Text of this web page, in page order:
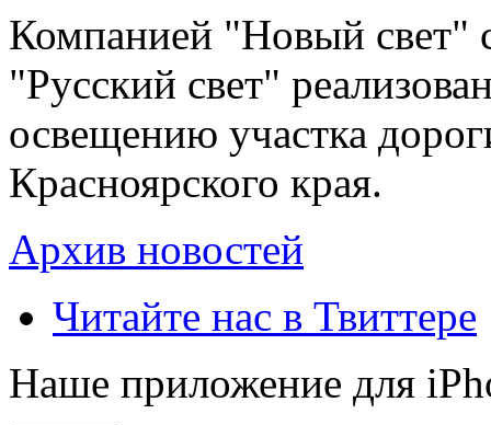
Компанией "Новый свет"
"Русский свет"
освещению участка
Красноярского края.
Архив новостей
Читайте нас в Твиттере
Наше приложение для